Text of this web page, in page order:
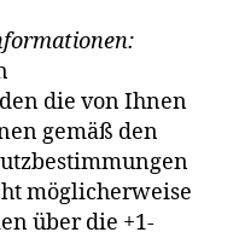
die von Ihnen
gemäß den
möglicherweise
über die +1-